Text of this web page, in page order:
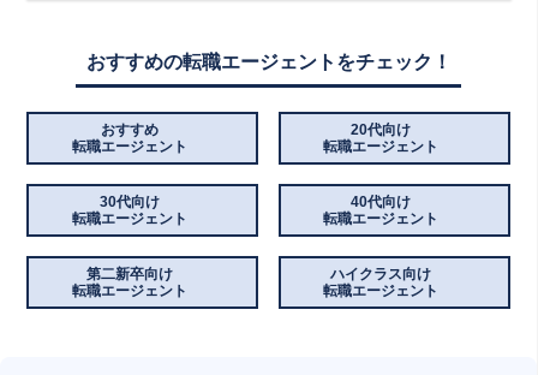
おすすめの転職エージェントをチェック！
おすすめ
転職エージェント
20代向け
転職エージェント
30代向け
転職エージェント
40代向け
転職エージェント
第二新卒向け
転職エージェント
ハイクラス向け
転職エージェント